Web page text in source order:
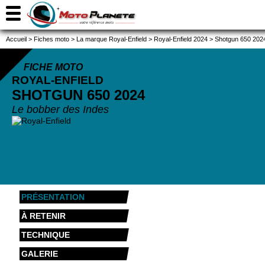
Accueil > Fiches moto > La marque Royal-Enfield > Royal-Enfield 2024 > Shotgun 650
FICHE MOTO
ROYAL-ENFIELD
SHOTGUN 650 2024
Le bobber des Indes
PRÉSENTATION
À RETENIR
TECHNIQUE
GALERIE